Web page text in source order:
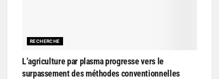
RECHERCHE
L’agriculture par plasma progresse vers le
surpassement des méthodes conventionnelles